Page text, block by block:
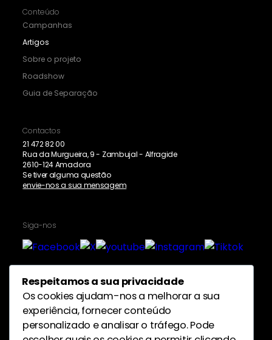
Conteúdo
Campanhas
Artigos
Sobre o projeto
Roadshow
Guia de Separação
Contactos
21 472 82 00
Rua da Murgueira, 9 - Zambujal - Alfragide
2610-124 Amadora
Se tiver alguma questão
envie-nos a sua mensagem
Siga-nos
Proteção de dados pessoais
Respeitamos a sua privacidade
Os cookies ajudam-nos a melhorar a sua
experiência, fornecer conteúdo
personalizado e analisar o tráfego. Pode